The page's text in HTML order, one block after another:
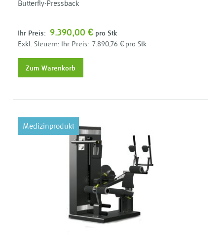
Butterfly-Pressback
Ihr Preis: 9.390,00 € pro Stk
Ihr Preis: 7.890,76 € pro Stk
Zum Warenkorb
Medizinprodukt